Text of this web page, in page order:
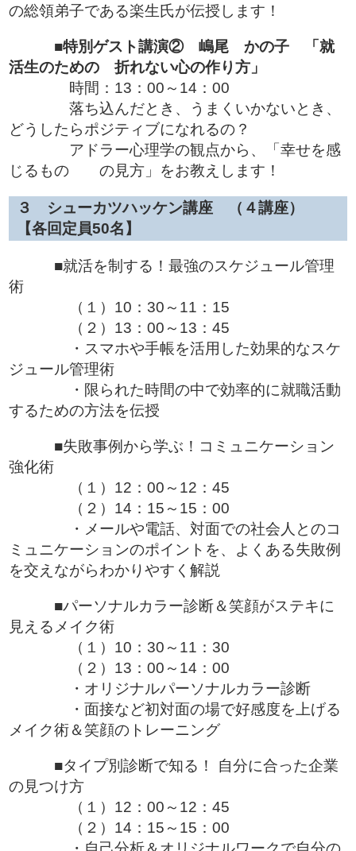
の総領弟子である楽生氏が伝授します！
■特別ゲスト講演② 嶋尾 かの子 「就
活生のための 折れない心の作り方」
時間：13：00～14：00
落ち込んだとき、うまくいかないとき、
どうしたらポジティブになれるの？
アドラー心理学の観点から、「幸せを感
じるもの の見方」をお教えします！
３ シューカツハッケン講座 （４講座）
【各回定員50名】
■就活を制する！最強のスケジュール管理
術
（１）10：30～11：15
（２）13：00～13：45
・スマホや手帳を活用した効果的なスケ
ジュール管理術
・限られた時間の中で効率的に就職活動
するための方法を伝授
■失敗事例から学ぶ！コミュニケーション
強化術
（１）12：00～12：45
（２）14：15～15：00
・メールや電話、対面での社会人とのコ
ミュニケーションのポイントを、よくある失敗例
を交えながらわかりやすく解説
■パーソナルカラー診断＆笑顔がステキに
見えるメイク術
（１）10：30～11：30
（２）13：00～14：00
・オリジナルパーソナルカラー診断
・面接など初対面の場で好感度を上げる
メイク術＆笑顔のトレーニング
■タイプ別診断で知る！ 自分に合った企業
の見つけ方
（１）12：00～12：45
（２）14：15～15：00